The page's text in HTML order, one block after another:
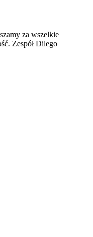
za wszelkie
Zespół Dilego